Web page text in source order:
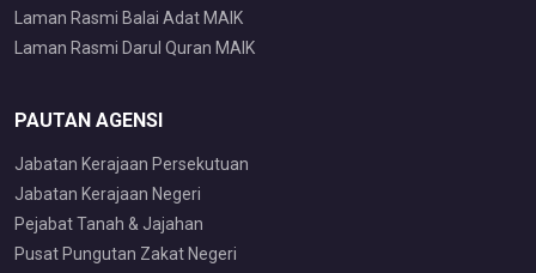
Laman Rasmi Balai Adat MAIK
Laman Rasmi Darul Quran MAIK
PAUTAN AGENSI
Jabatan Kerajaan Persekutuan
Jabatan Kerajaan Negeri
Pejabat Tanah & Jajahan
Pusat Pungutan Zakat Negeri